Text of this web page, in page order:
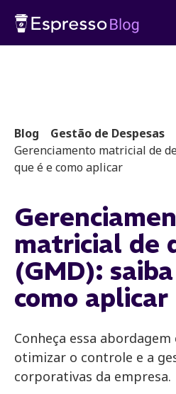
Blog
Gestão de Despesas
Gerenciamento matricial de
que é e como aplicar
matricial de
(GMD):
como aplicar
Conheça essa
otimizar o controle e a
corporativas da empresa.